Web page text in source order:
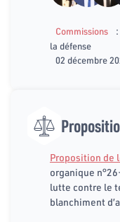
Commissions :
la défense
02 décembre
Proposition de
organique
lutte contre le
blanchiment